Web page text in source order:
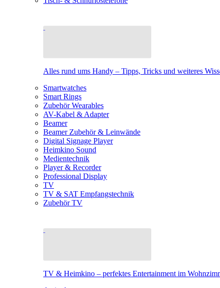
Alles rund ums Handy – Tipps, Tricks und weiteres
Smartwatches
Smart Rings
Zubehör Wearables
AV-Kabel & Adapter
Beamer
Beamer Zubehör & Leinwände
Digital Signage Player
Heimkino Sound
Medientechnik
Player & Recorder
Professional Display
TV
TV & SAT Empfangstechnik
Zubehör TV
TV & Heimkino – perfektes Entertainment im